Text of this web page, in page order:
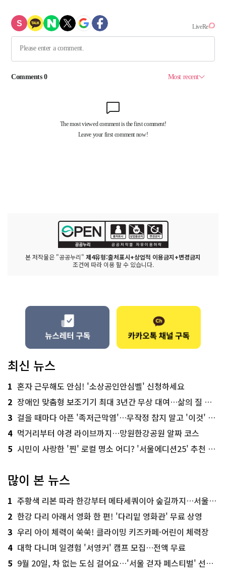
본 저작물은 "공공누리" 제4유형:출처표시+상업적 이용금지+변경금지
조건에 따라 이용 할 수 있습니다.
최신 뉴스
1 혼자 근무해도 안심! '소상공인안심벨' 신청하세요
2 장애인 맞춤형 보조기기 최대 3년간 무상 대여…삶의 질 높인다
3 걸을 때마다 아픈 '족저근막염'…무작정 참지 말고 '이것' 해보세요!
4 먹거리부터 야경 라이브까지…망원한강공원 알짜 코스
5 시민이 사랑한 '찐' 로컬 명소 어디? '서울에디션25' 추천 코스
많이 본 뉴스
1 주황색 리본 따라 한강부터 메타세쿼이아 숲길까지…서울둘레길 15코스
2 한강 다리 아래서 영화 한 편! '다리밑 영화관' 무료 상영
3 우리 아이 체력이 쑥쑥! 클라이밍 키즈카페·어린이 체력장
4 대학 다니며 일경험 '서영커' 캠프 모집…전액 무료
5 9월 20일, 차 없는 도심 걸어요…'서울 걷자 페스티벌' 선착순 5천명